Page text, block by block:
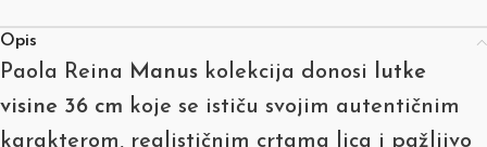
Opis
Paola Reina Manus kolekcija donosi
lutke
visine 36 cm koje se ističu svojim autentičnim
karakterom, realističnim crtama lica i pažljivo